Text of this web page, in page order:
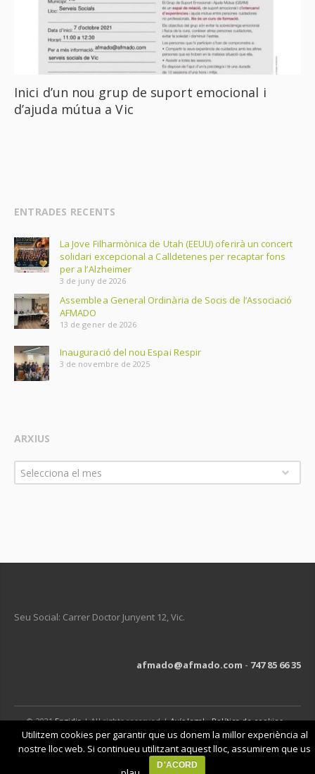
Inici d’un nou grup de suport emocional i
d’ajuda mútua a Vic
ENTRADES RECENTS
La Jove Filharmònica de Utah (EEUU) oferirà un concert
solidari excepcional a Calldetenes per recaptar fons
per a l’Alzheimer
3 de juny de 2026
Assemblea General Ordinària de Socis de l’Associació
AFMADO
13 de gener de 2026
Inauguració del nou Espai Respir
3 de novembre de 2025
ARXIUS
Arxius
Selecciona el mes
Seu Social: Carrer Doctor Junyent 12, Vic.
afmado@afmado.com - 747 85 66 35
© 2021Engidia| All rights reserved |Avís legal-Política de cookies-
Política de privacitat
Utilitzem cookies per garantir que us donem la millor experiència al
nostre lloc web. Si continueu utilitzant aquest lloc, assumirem que us
D'ACORD